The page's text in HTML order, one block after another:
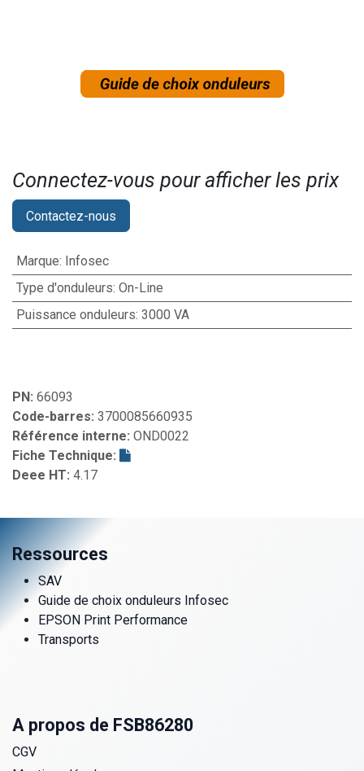
Connectez-vous pour afficher les prix​
Contactez-nous
Marque: Infosec
Type d'onduleurs: On-Line
Puissance onduleurs: 3000 VA
PN: 66093
Code-barres: 3700085660935
Référence interne: OND0022
Fiche Technique:
Deee HT: 4.17
Ressources
SAV
Guide de choix onduleurs Infosec
EPSON Print Performance
Transports
A propos de FSB86280
CGV